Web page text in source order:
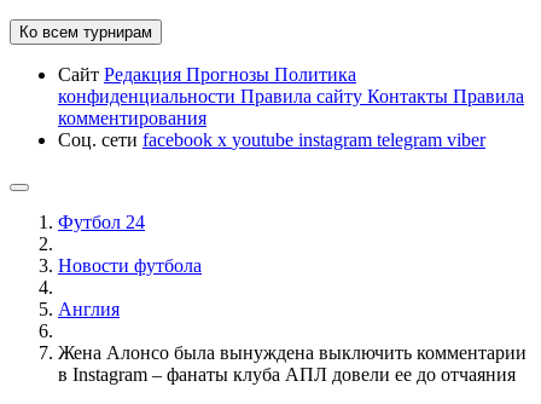
Ко всем турнирам
Сайт Редакция Прогнозы Политика
конфиденциальности Правила сайту Контакты Правила
комментирования
Соц. сети facebook x youtube instagram telegram viber
Футбол 24
Новости футбола
Англия
Жена Алонсо была вынуждена выключить комментарии
в Instagram – фанаты клуба АПЛ довели ее до отчаяния